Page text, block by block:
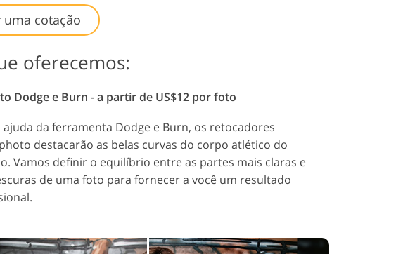
uma cotação
oferecemos:
Dodge e Burn - a partir de US$12 por foto
ajuda da ferramenta Dodge e Burn, os retocadores
destacarão as belas curvas do corpo atlético do
Vamos definir o equilíbrio entre as partes mais claras e
de uma foto para fornecer a você um resultado